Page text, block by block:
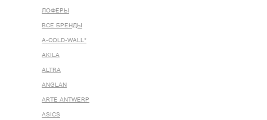
ЛОФЕРЫ
ВСЕ БРЕНДЫ
A-COLD-WALL*
AKILA
ALTRA
ANGLAN
ARTE ANTWERP
ASICS